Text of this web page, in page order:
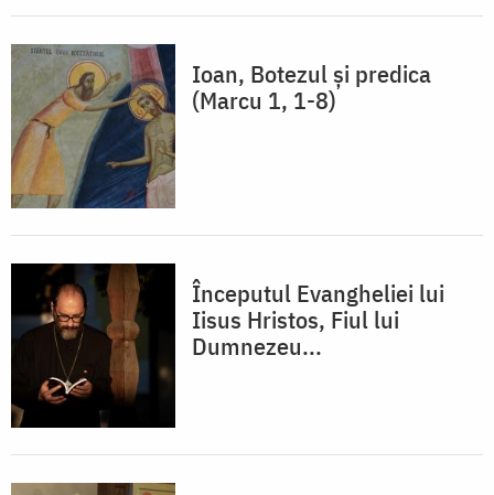
Ioan, Botezul și predica
(Marcu 1, 1-8)
Începutul Evangheliei lui
Iisus Hristos, Fiul lui
Dumnezeu...